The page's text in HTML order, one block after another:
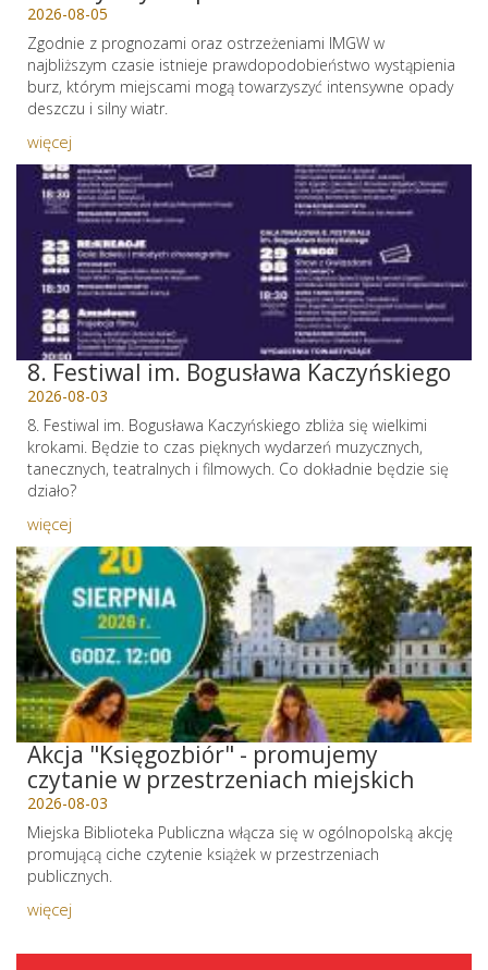
2026-08-05
Zgodnie z prognozami oraz ostrzeżeniami IMGW w
najbliższym czasie istnieje prawdopodobieństwo wystąpienia
burz, którym miejscami mogą towarzyszyć intensywne opady
deszczu i silny wiatr.
więcej
8. Festiwal im. Bogusława Kaczyńskiego
2026-08-03
8. Festiwal im. Bogusława Kaczyńskiego zbliża się wielkimi
krokami. Będzie to czas pięknych wydarzeń muzycznych,
tanecznych, teatralnych i filmowych. Co dokładnie będzie się
działo?
więcej
Akcja "Księgozbiór" - promujemy
czytanie w przestrzeniach miejskich
2026-08-03
Miejska Biblioteka Publiczna włącza się w ogólnopolską akcję
promującą ciche czytenie książek w przestrzeniach
publicznych.
więcej